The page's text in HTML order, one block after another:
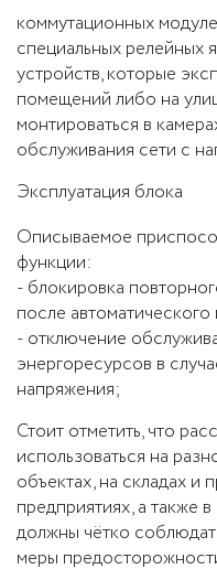
коммутационных
специальных релейных
устройств, которые
помещений либо на
монтироваться в
обслуживания сети с
Эксплуатация блока
Описываемое
функции:
- блокировка
после
- отключение
энергоресурсов в
напряжения;
Стоит отметить, что
использоваться на
объектах, на складах и
предприятиях, а также
должны чётко
меры